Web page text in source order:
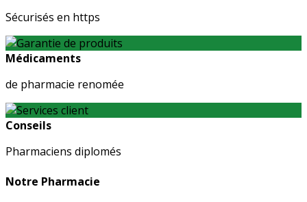
Sécurisés en https
Médicaments
de pharmacie renomée
Conseils
Pharmaciens diplomés
Notre Pharmacie